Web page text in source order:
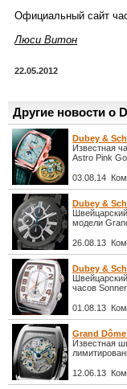
Официальный сайт
Люси Витон
22.05.2012
Другие новости о
Dubey &
Известная
Astro Pink
03.08.14
Dubey &
модели
26.08.13
Dubey &
часов
01.08.13
Grand
Известная
12.06.13